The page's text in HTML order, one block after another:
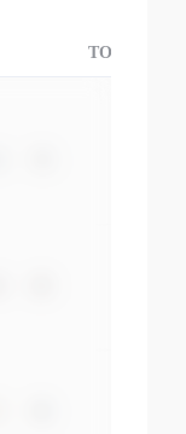
TOP3交易国